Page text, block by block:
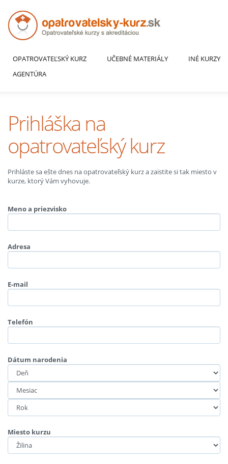
OPATROVATEĽSKÝ KURZ UČEBNÉ MATERIÁLY
INÉ KURZY
AGENTÚRA
Prihláška na
opatrovateľský kurz
Prihláste sa ešte dnes na opatrovateľský kurz a zaistite si tak miesto v
kurze, ktorý Vám vyhovuje.
Meno a priezvisko
Adresa
E-mail
Telefón
Dátum narodenia
Miesto kurzu